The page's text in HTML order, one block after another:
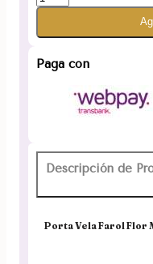
Vela
Mandala
Paga con
Descripción de
Porta Vela Farol Flor